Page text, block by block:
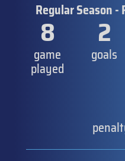
Regular Season -
8
game
played
2
goals